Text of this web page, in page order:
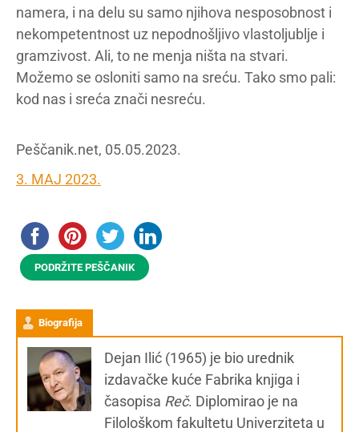
namera, i na delu su samo njihova nesposobnost i
nekompetentnost uz nepodnošljivo vlastoljublje i
gramzivost. Ali, to ne menja ništa na stvari.
Možemo se osloniti samo na sreću. Tako smo pali:
kod nas i sreća znači nesreću.
Peščanik.net, 05.05.2023.
3. MAJ 2023.
PODRŽITE PEŠČANIK
Biografija
Dejan Ilić (1965) je bio urednik
izdavačke kuće Fabrika knjiga i
časopisa Reč. Diplomirao je na
Filološkom fakultetu Univerziteta u